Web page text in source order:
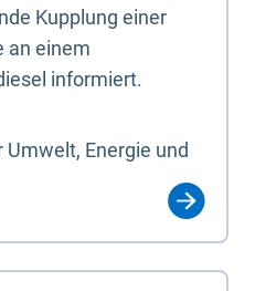
Kupplung einer
an einem
informiert.
Energie und